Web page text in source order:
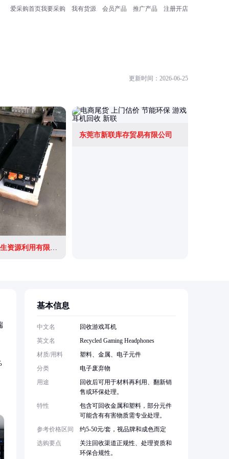
爱采购首页我要采购 我有货源 会员产品 推广产品 注册开店
更新时间：2026-06-25
苏州鸿远佳再生资源利用有限公司
东莞市新联库存贸易有限公司
基本信息
中文名
回收游戏耳机
英文名
Recycled Gaming Headphones
材质/用料
塑料、金属、电子元件
分类
电子废弃物
用途
回收后可用于材料再利用、翻新销
售或环保处理。
特性
包含可回收金属和塑料，部分元件
可能含有有害物质需专业处理。
参考价格区间
约5-50元/套，视品牌和成色而定
选购要点
关注回收渠道正规性、处理资质和
环保合规性。